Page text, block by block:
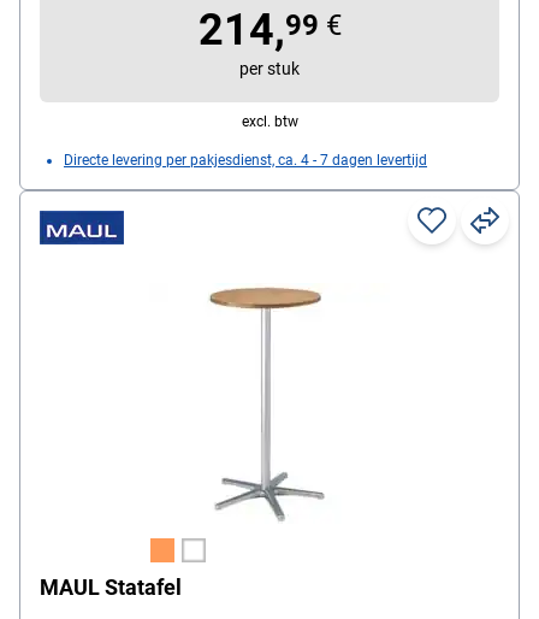
voor pennen en gerei, aanslagrand, telescopische zuil
van staal, klemvoet 110 cm breed, voor tafelbladen tot
214,99 €
per stuk
excl. btw
Directe levering per pakjesdienst, ca. 4 - 7 dagen levertijd
MAUL Statafel